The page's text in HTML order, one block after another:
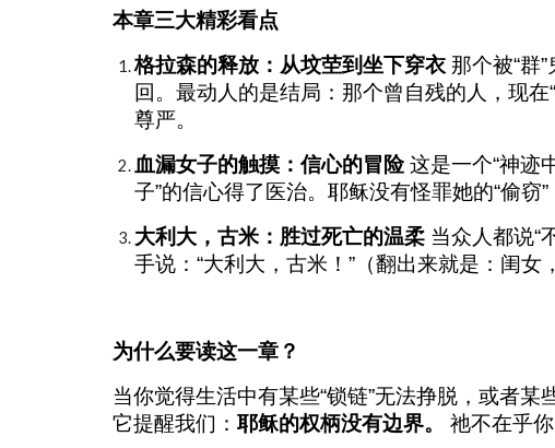
本章三大精彩看点
格拉森的释放：从坟茔到坐下穿衣那个被“群
回。最动人的是结局：那个曾自残的人，现
尊严。
血漏女子的触摸：信心的冒险这是一个“神迹
子”的信心得了医治。耶稣没有怪罪她的“偷窃
大利大，古米：胜过死亡的温柔当众人都说“
手说：“大利大，古米！”（翻出来就是：闺
为什么要读这一章？
当你觉得生活中有某些“锁链”无法挣脱，或者某
它提醒我们： 耶稣的权柄没有边界。 祂不在乎